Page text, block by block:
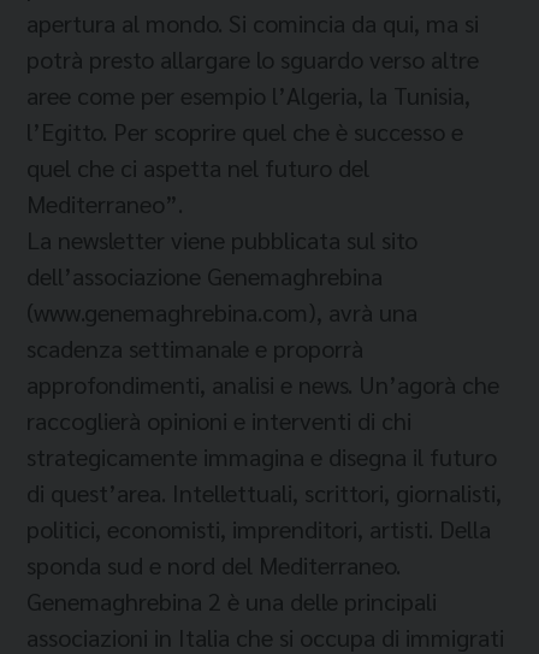
apertura al mondo. Si comincia da qui, ma si
potrà presto allargare lo sguardo verso altre
aree come per esempio l’Algeria, la Tunisia,
l’Egitto. Per scoprire quel che è successo e
quel che ci aspetta nel futuro del
Mediterraneo”.
La newsletter viene pubblicata sul sito
dell’associazione Genemaghrebina
(www.genemaghrebina.com), avrà una
scadenza settimanale e proporrà
approfondimenti, analisi e news. Un’agorà che
raccoglierà opinioni e interventi di chi
strategicamente immagina e disegna il futuro
di quest’area. Intellettuali, scrittori, giornalisti,
politici, economisti, imprenditori, artisti. Della
sponda sud e nord del Mediterraneo.
Genemaghrebina 2 è una delle principali
associazioni in Italia che si occupa di immigrati